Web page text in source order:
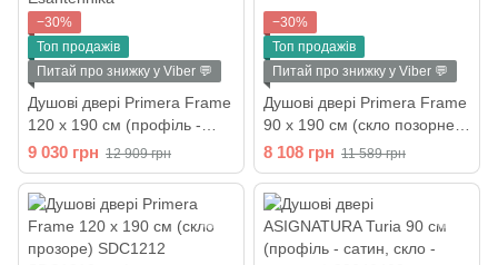
−30%
Топ продажів
Питай про знижку у Viber 💬
Душові двері Primera Frame
120 х 190 см (профіль -
хром, скло - прозоре)
SDC1012
9 030 грн 12 909 грн
−30%
Топ продажів
Питай про знижку у Viber 💬
Душові двері Primera Frame
90 х 190 см (скло позорне)
SDC1190
8 108 грн 11 589 грн